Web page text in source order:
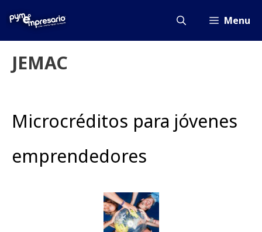
Menu
JEMAC
Microcréditos para jóvenes
emprendedores